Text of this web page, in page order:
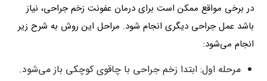
در برخی مواقع ممکن است برای درمان عفونت زخم جراحی، نیاز
باشد عمل جراحی دیگری انجام شود. مراحل این روش به شرح زیر
انجام می‌شود:
مرحله اول: ابتدا زخم جراحی با چاقوی کوچکی باز می‌شود.